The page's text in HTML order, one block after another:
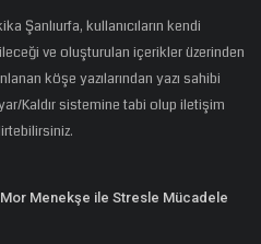
Şanlıurfa, kullanıcıların kendi
ve oluşturulan içerikler üzerinden
köşe yazılarından yazı sahibi
Kaldır sistemine tabi olup iletişim
Mor Menekşe ile Stresle Mücadele